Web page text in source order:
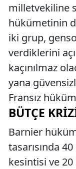
milletvekiline
hükümetinin
iki grup,
verdiklerini
kaçınılmaz
yana
Fransız
BÜTÇE
Barnier
tasarısında
kesintisi ve 20